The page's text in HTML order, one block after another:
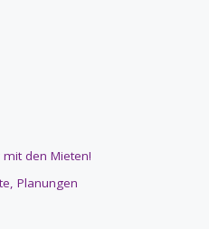
den Mieten!
Planungen